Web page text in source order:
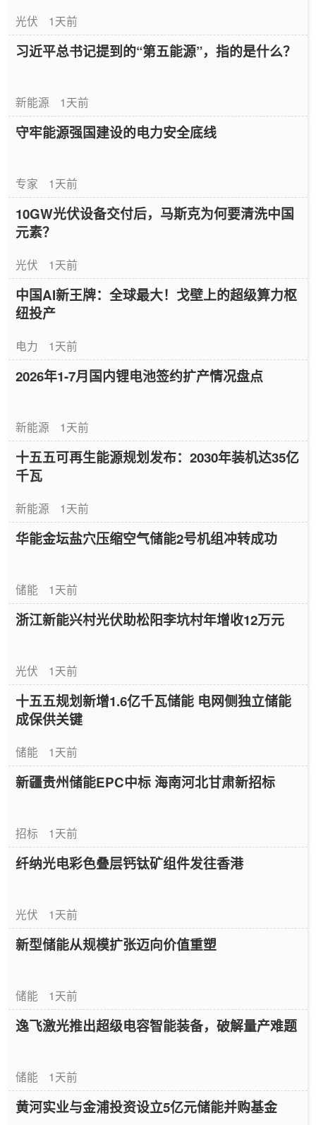
光伏 1天前
习近平总书记提到的“第五能源”，指的是什么？
新能源 1天前
守牢能源强国建设的电力安全底线
专家 1天前
10GW光伏设备交付后，马斯克为何要清洗中国
元素？
光伏 1天前
中国AI新王牌：全球最大！戈壁上的超级算力枢
纽投产
电力 1天前
2026年1-7月国内锂电池签约扩产情况盘点
新能源 1天前
十五五可再生能源规划发布：2030年装机达35亿
千瓦
新能源 1天前
华能金坛盐穴压缩空气储能2号机组冲转成功
储能 1天前
浙江新能兴村光伏助松阳李坑村年增收12万元
光伏 1天前
十五五规划新增1.6亿千瓦储能 电网侧独立储能
成保供关键
储能 1天前
新疆贵州储能EPC中标 海南河北甘肃新招标
招标 1天前
纤纳光电彩色叠层钙钛矿组件发往香港
光伏 1天前
新型储能从规模扩张迈向价值重塑
储能 1天前
逸飞激光推出超级电容智能装备，破解量产难题
储能 1天前
黄河实业与金浦投资设立5亿元储能并购基金